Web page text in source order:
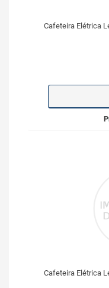
Cafeteira Elétrica
Cafeteira Elétrica